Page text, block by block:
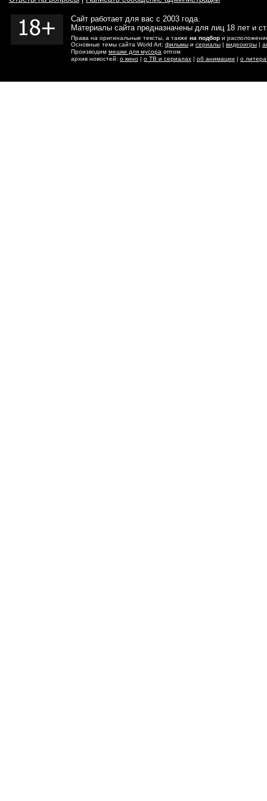
Сайт работает для вас с 2003 года.
Материалы сайта предназначены для лиц 18 лет и
Права на оригинальные тексты, а также на подбор и
Основные темы сайта World Art: фильмы и сериалы | видеоигры |
Производим мешки для мусора оптом
архив новостей: о кино | о ТВ и сериалах | об анимации | о